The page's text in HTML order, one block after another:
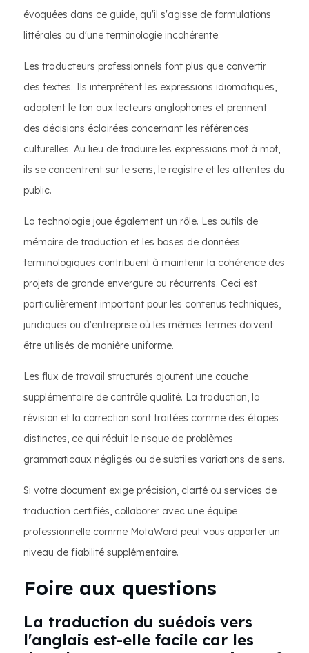
évoquées dans ce guide, qu'il s'agisse de formulations
littérales ou d'une terminologie incohérente.
Les traducteurs professionnels font plus que convertir
des textes. Ils interprètent les expressions idiomatiques,
adaptent le ton aux lecteurs anglophones et prennent
des décisions éclairées concernant les références
culturelles. Au lieu de traduire les expressions mot à mot,
ils se concentrent sur le sens, le registre et les attentes du
public.
La technologie joue également un rôle. Les outils de
mémoire de traduction et les bases de données
terminologiques contribuent à maintenir la cohérence des
projets de grande envergure ou récurrents. Ceci est
particulièrement important pour les contenus techniques,
juridiques ou d'entreprise où les mêmes termes doivent
être utilisés de manière uniforme.
Les flux de travail structurés ajoutent une couche
supplémentaire de contrôle qualité. La traduction, la
révision et la correction sont traitées comme des étapes
distinctes, ce qui réduit le risque de problèmes
grammaticaux négligés ou de subtiles variations de sens.
Si votre document exige précision, clarté ou services de
traduction certifiés, collaborer avec une équipe
professionnelle comme MotaWord peut vous apporter un
niveau de fiabilité supplémentaire.
Foire aux questions
La traduction du suédois vers
l'anglais est-elle facile car les